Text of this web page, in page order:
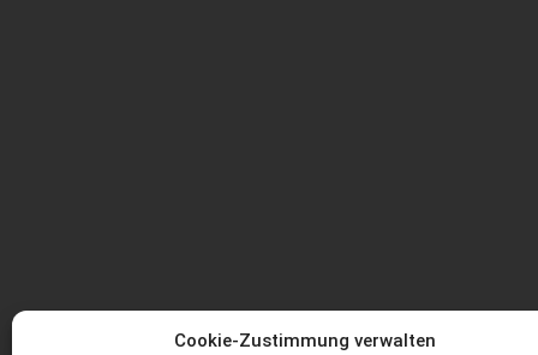
Cookie-Zustimmung verwalten